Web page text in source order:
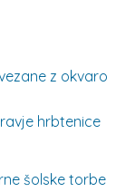
z okvaro
hrbtenice
šolske torbe